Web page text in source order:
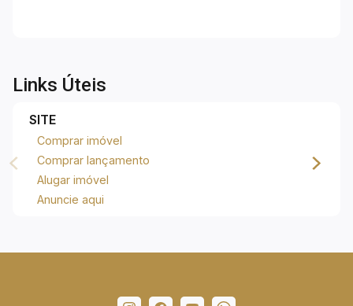
Links Úteis
SITE
Comprar imóvel
Comprar lançamento
Alugar imóvel
Anuncie aqui